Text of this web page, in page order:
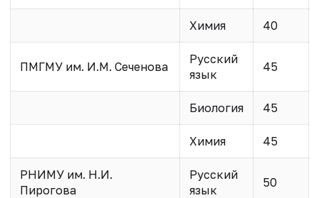
Химия 40
ПМГМУ им. И.М. Сеченова
Русский
язык
45
Биология 45
Химия 45
РНИМУ им. Н.И.
Пирогова
Русский
язык
50